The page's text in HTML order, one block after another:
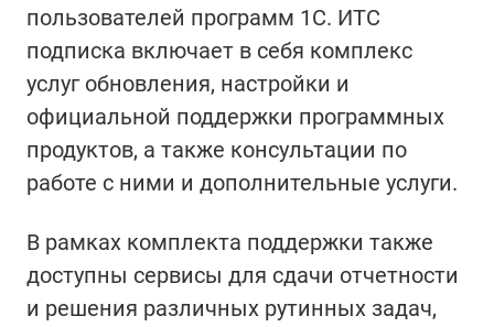
пользователей программ 1С. ИТС
подписка включает в себя комплекс
услуг обновления, настройки и
официальной поддержки программных
продуктов, а также консультации по
работе с ними и дополнительные услуги.
В рамках комплекта поддержки также
доступны сервисы для сдачи отчетности
и решения различных рутинных задач,